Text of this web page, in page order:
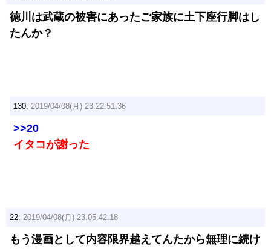
徳川は武蔵の被害にあったご家族に土下座行脚はし
たんか？
130: 2019/04/08(月) 23:22:51.36
>>20
イタコが謝った
22: 2019/04/08(月) 23:05:42.18
もう漫画として内容限界越えてんたから無理に続け